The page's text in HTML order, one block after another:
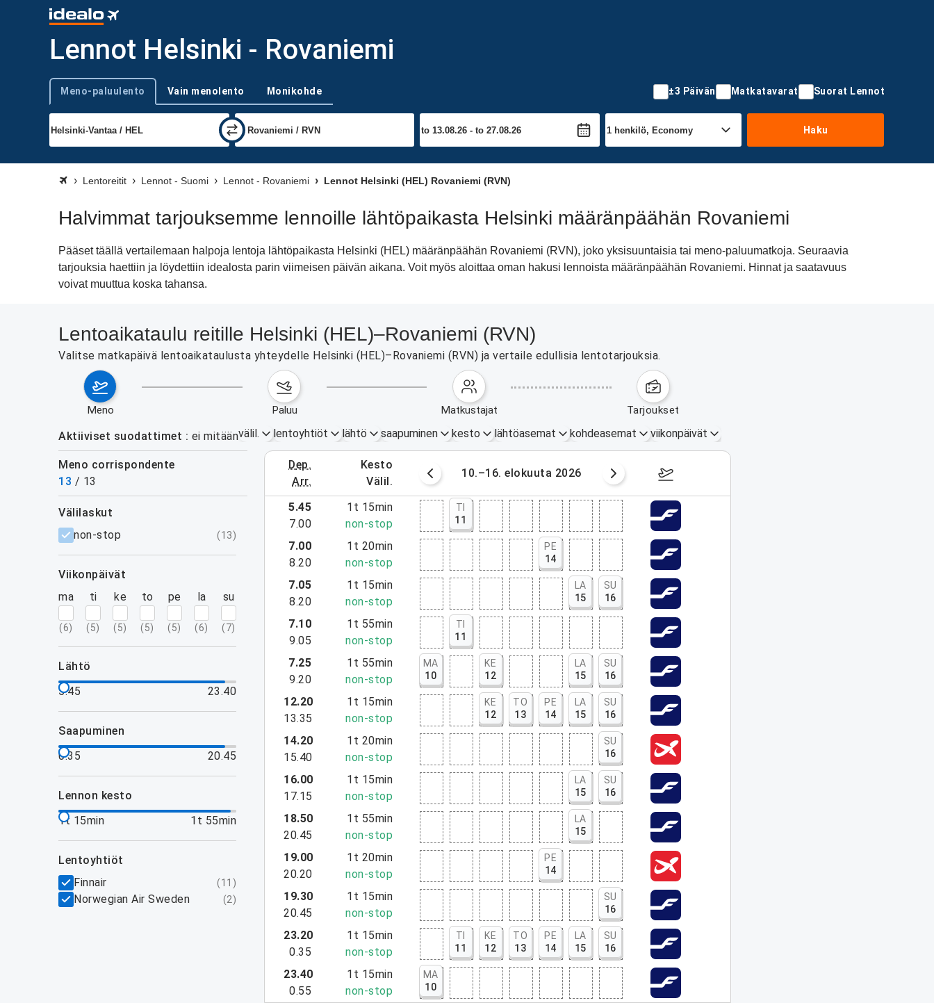
Lennot Helsinki - Rovaniemi
Trip type
Meno-paluulento Vain menolento Monikohde ±3 Päivän Matkatavarat Suorat Lennot
Haku
Lentoreitit Lennot - Suomi Lennot - Rovaniemi Lennot Helsinki (HEL) Rovaniemi (RVN)
Halvimmat tarjouksemme lennoille lähtöpaikasta Helsinki määränpäähän Rovaniemi
Pääset täällä vertailemaan halpoja lentoja lähtöpaikasta Helsinki (HEL) määränpäähän Rovaniemi (RVN), joko yksisuuntaisia tai meno-paluumatkoja. Seuraavia
tarjouksia haettiin ja löydettiin idealosta parin viimeisen päivän aikana. Voit myös aloittaa oman hakusi lennoista määränpäähän Rovaniemi. Hinnat ja saatavuus
voivat muuttua koska tahansa.
Lentoaikataulu reitille Helsinki (HEL)–Rovaniemi (RVN)
Valitse matkapäivä lentoaikataulusta yhteydelle Helsinki (HEL)–Rovaniemi (RVN) ja vertaile edullisia lentotarjouksia.
meno paluu matkustajat tarjoukset
Aktiiviset suodattimet ei mitäänvälil. lentoyhtiöt lähtö saapuminen kesto lähtöasemat kohdeasemat viikonpäivät
Meno corrispondente
13 / 13
dep.
arr.
kesto
välil.
3.–9. elokuuta 2026 10.–16. elokuuta 2026 17.–23. elokuuta 2026
suodattimet
välilaskut
non-stop
(13)
viikonpäivät
ma
(6)
ti
(5)
ke
(5)
to
(5)
pe
(5)
la
(6)
su
(7)
lähtö
5.45
23.40
saapuminen
0.35
20.45
lennon kesto
1t 15min
1t 55min
lentoyhtiöt
Finnair
(11 )
Norwegian Air Sweden (2)
5.45
7.00
1t 15min
non-stop
TI
11
7.00
8.20
1t 20min
non-stop
PE
14
7.05
8.20
1t 15min
non-stop
LA
15
SU
16
7.10
9.05
1t 55min
non-stop
TI
11
7.25
9.20
1t 55min
non-stop
MA
10
KE
12
LA
15
SU
16
12.20
13.35
1t 15min
non-stop
KE
12
TO
13
PE
14
LA
15
SU
16
14.20
15.40
1t 20min
non-stop
SU
16
16.00
17.15
1t 15min
non-stop
LA
15
SU
16
18.50
20.45
1t 55min
non-stop
LA
15
19.00
20.20
1t 20min
non-stop
PE
14
19.30
20.45
1t 15min
non-stop
SU
16
23.20
0.35
1t 15min
non-stop
TI
11
KE
12
TO
13
PE
14
LA
15
SU
16
23.40
0.55
1t 15min
non-stop
MA
10